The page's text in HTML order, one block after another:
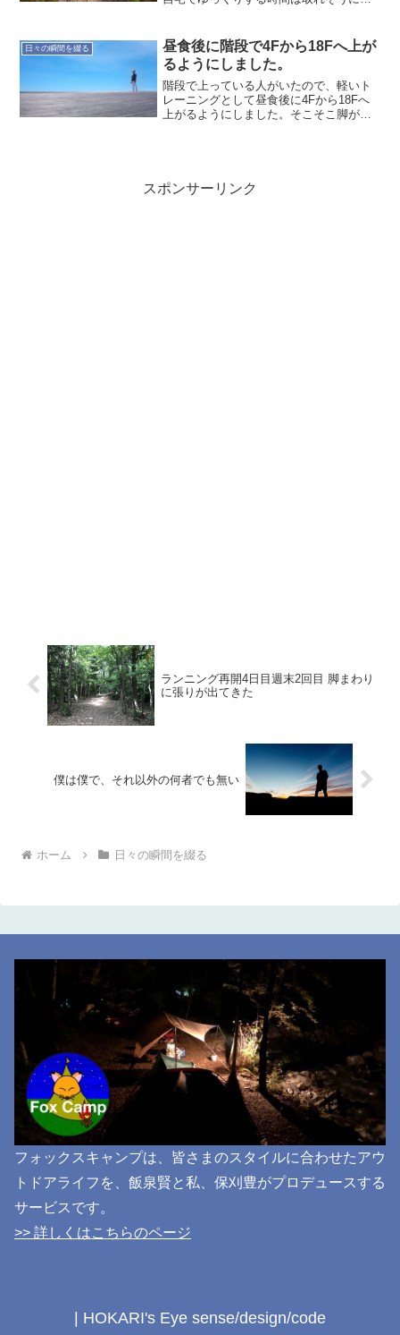
く寝よう。なんて書いていたら"水星逆行
だから資金繰りが…"み...
日々の瞬間を綴る
昼食後に階段で4Fから18Fへ上が
るようにしました。
階段で上っている人がいたので、軽いト
レーニングとして昼食後に4Fから18Fへ
上がるようにしました。そこそこ脚が鍛
スポンサーリンク
ランニング再開4日目週末2回目 脚まわり
に張りが出てきた
僕は僕で、それ以外の何者でも無い
ホーム 日々の瞬間を綴る
フォックスキャンプは、皆さまのスタイルに合わせたアウ
トドアライフを、飯泉賢と私、保刈豊がプロデュースする
サービスです。
>> 詳しくはこちらのページ
| HOKARI's Eye sense/design/code